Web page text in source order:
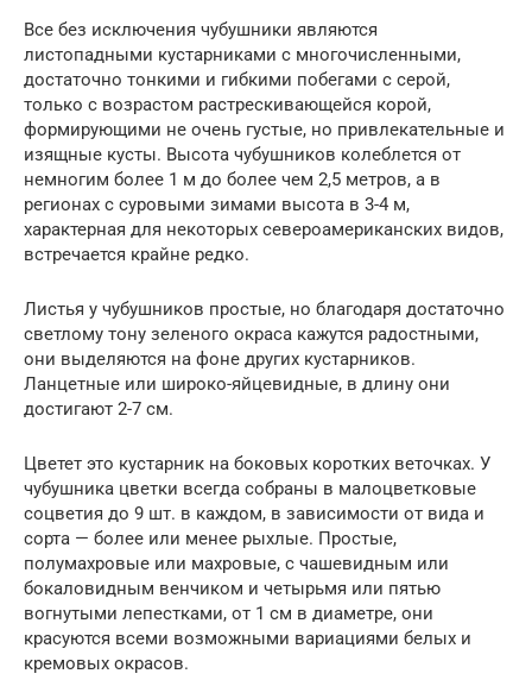
Все без исключения чубушники являются
листопадными кустарниками с многочисленными,
достаточно тонкими и гибкими побегами с серой,
только с возрастом растрескивающейся корой,
формирующими не очень густые, но привлекательные и
изящные кусты. Высота чубушников колеблется от
немногим более 1 м до более чем 2,5 метров, а в
регионах с суровыми зимами высота в 3-4 м,
характерная для некоторых североамериканских видов,
встречается крайне редко.
Листья у чубушников простые, но благодаря достаточно
светлому тону зеленого окраса кажутся радостными,
они выделяются на фоне других кустарников.
Ланцетные или широко-яйцевидные, в длину они
достигают 2-7 см.
Цветет это кустарник на боковых коротких веточках. У
чубушника цветки всегда собраны в малоцветковые
соцветия до 9 шт. в каждом, в зависимости от вида и
сорта — более или менее рыхлые. Простые,
полумахровые или махровые, с чашевидным или
бокаловидным венчиком и четырьмя или пятью
вогнутыми лепестками, от 1 см в диаметре, они
красуются всеми возможными вариациями белых и
кремовых окрасов.